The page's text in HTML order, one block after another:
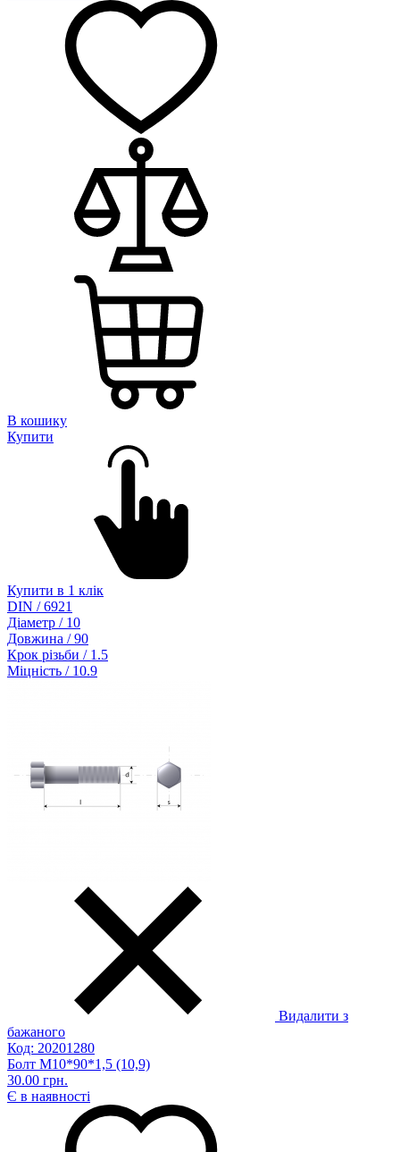
В кошику
Купити
Купити в 1 клік
DIN / 6921
Діаметр / 10
Довжина / 90
Крок різьби / 1.5
Міцність / 10.9
Видалити з
бажаного
Код: 20201280
Болт М10*90*1,5 (10,9)
30.00 грн.
Є в наявності